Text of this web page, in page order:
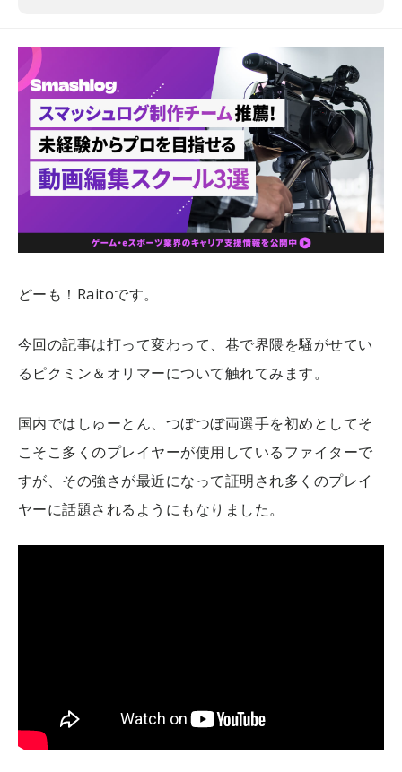
どーも！Raitoです。
今回の記事は打って変わって、巷で界隈を騒がせてい
るピクミン＆オリマーについて触れてみます。
国内ではしゅーとん、つぼつぼ両選手を初めとしてそ
こそこ多くのプレイヤーが使用しているファイターで
すが、その強さが最近になって証明され多くのプレイ
ヤーに話題されるようにもなりました。